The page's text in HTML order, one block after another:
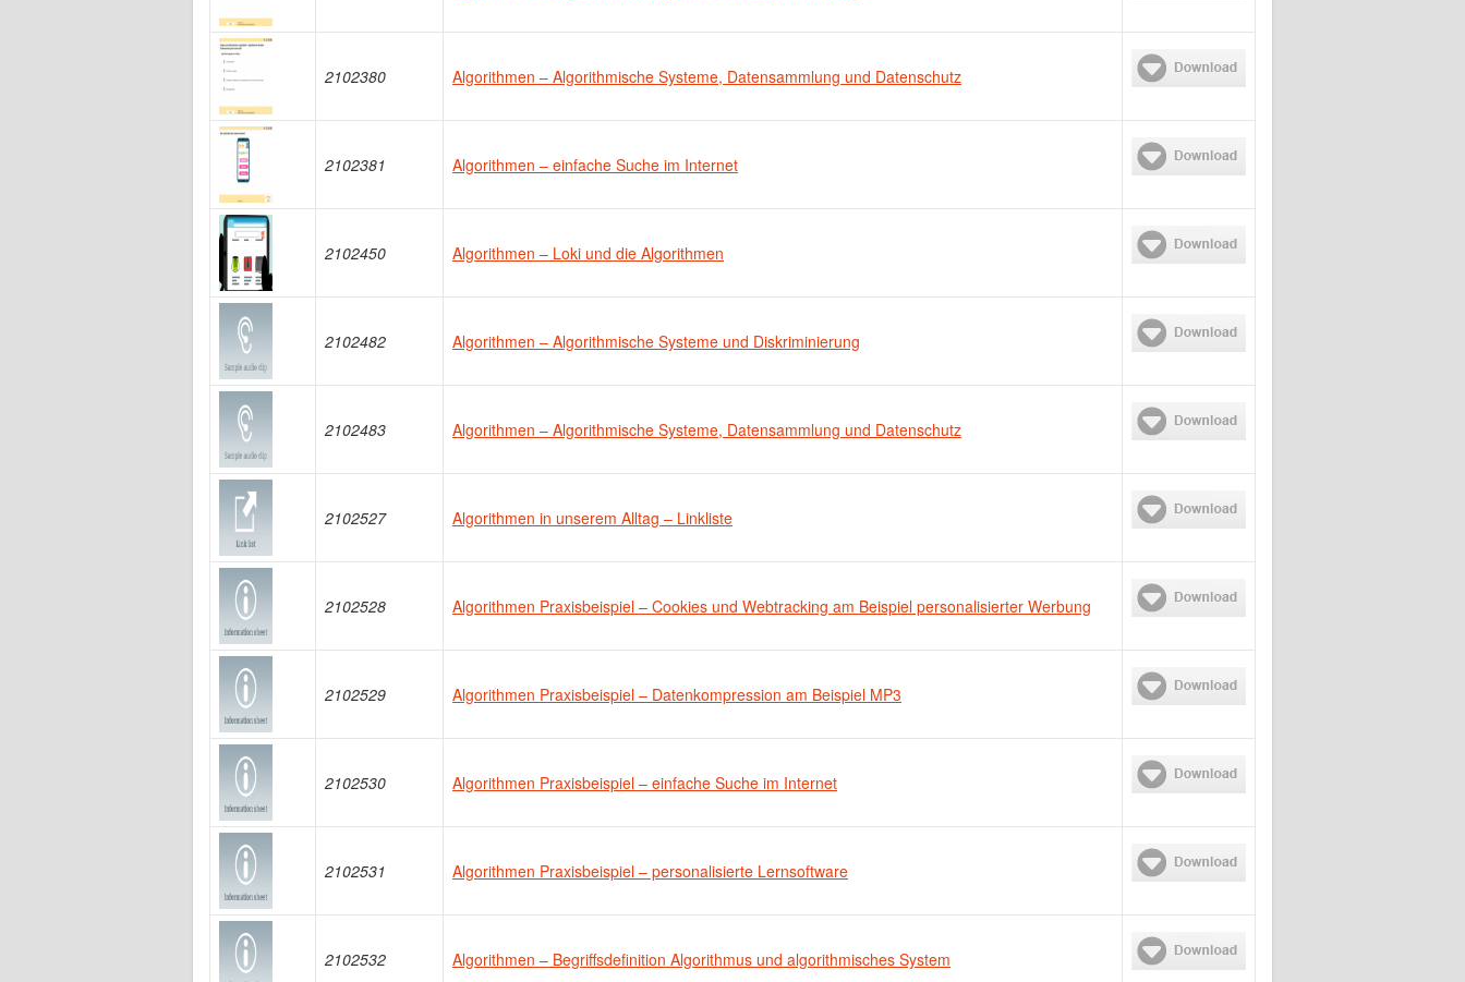
2102380 Algorithmen – Algorithmische Systeme, Datensammlung und Datenschutz
2102381 Algorithmen – einfache Suche im Internet
2102450 Algorithmen – Loki und die Algorithmen
2102482 Algorithmen – Algorithmische Systeme und Diskriminierung
2102483 Algorithmen – Algorithmische Systeme, Datensammlung und Datenschutz
2102527 Algorithmen in unserem Alltag – Linkliste
2102528 Algorithmen Praxisbeispiel – Cookies und Webtracking am Beispiel personalisierter Werbung
2102529 Algorithmen Praxisbeispiel – Datenkompression am Beispiel MP3
2102530 Algorithmen Praxisbeispiel – einfache Suche im Internet
2102531 Algorithmen Praxisbeispiel – personalisierte Lernsoftware
2102532 Algorithmen – Begriffsdefinition Algorithmus und algorithmisches System